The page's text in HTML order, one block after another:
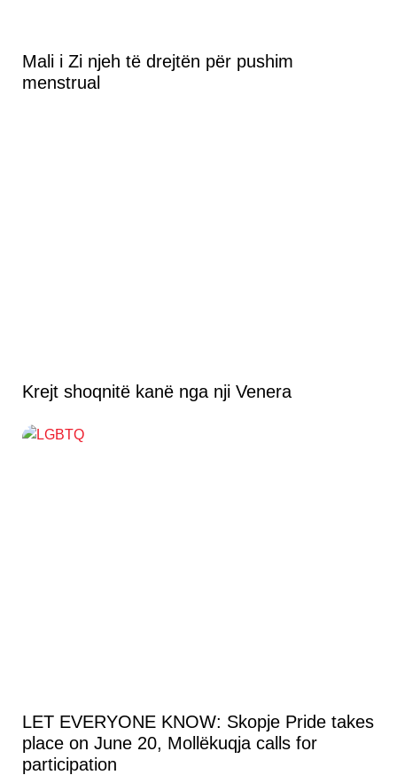
Mali i Zi njeh të drejtën për pushim
menstrual
Krejt shoqnitë kanë nga nji Venera
LET EVERYONE KNOW: Skopje Pride takes
place on June 20, Mollëkuqja calls for
participation